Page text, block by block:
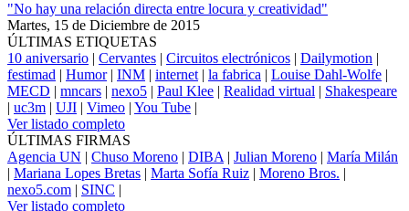
"No hay una relación directa entre locura y creatividad"
Martes, 15 de Diciembre de 2015
ÚLTIMAS ETIQUETAS
10 aniversario | Cervantes | Circuitos electrónicos | Dailymotion |
festimad | Humor| INM | internet | la fabrica | Louise Dahl-Wolfe |
MECD | mncars | nexo5 | Paul Klee | Realidad virtual | Shakespeare
| uc3m | UJI | Vimeo | You Tube |
Ver listado completo
ÚLTIMAS FIRMAS
Agencia UN | Chuso Moreno | DIBA | Julian Moreno | María Milán
| Mariana Lopes Bretas | Marta Sofía Ruiz | Moreno Bros. |
nexo5.com | SINC |
Ver listado completo